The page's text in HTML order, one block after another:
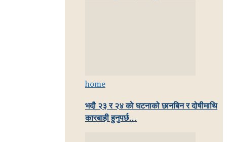
home
भदौ २३ र २४ काे घटनाको छानबिन र दोषीमाथि
कारबाही हुनुपर्छ…